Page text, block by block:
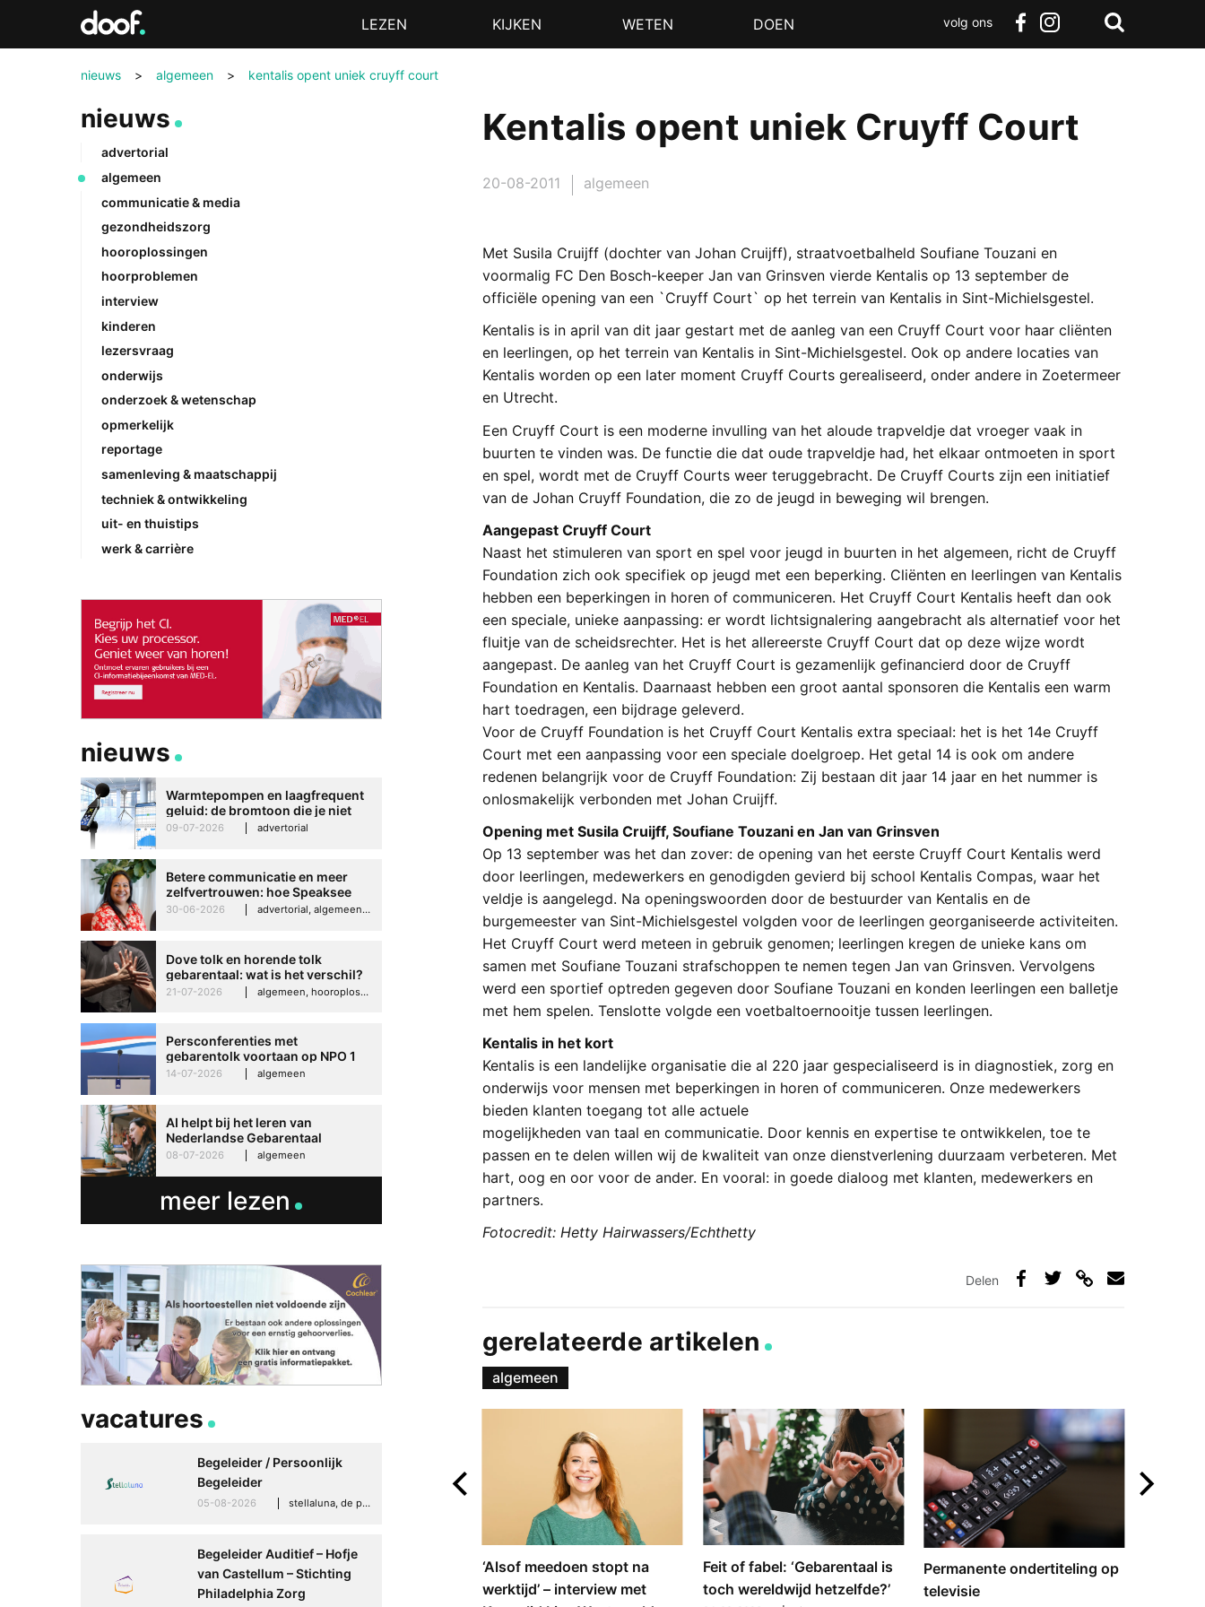
MenuLEZEN KIJKEN WETEN DOEN
volg ons
nieuws > algemeen > kentalis opent uniek cruyff court
Kentalis opent uniek Cruyff Court
20-08-2011 algemeen
Met Susila Cruijff (dochter van Johan Cruijff), straatvoetbalheld Soufiane Touzani en
voormalig FC Den Bosch-keeper Jan van Grinsven vierde Kentalis op 13 september de
officiële opening van een `Cruyff Court` op het terrein van Kentalis in Sint-Michielsgestel.
Kentalis is in april van dit jaar gestart met de aanleg van een Cruyff Court voor haar cliënten
en leerlingen, op het terrein van Kentalis in Sint-Michielsgestel. Ook op andere locaties van
Kentalis worden op een later moment Cruyff Courts gerealiseerd, onder andere in Zoetermeer
en Utrecht.
Een Cruyff Court is een moderne invulling van het aloude trapveldje dat vroeger vaak in
buurten te vinden was. De functie die dat oude trapveldje had, het elkaar ontmoeten in sport
en spel, wordt met de Cruyff Courts weer teruggebracht. De Cruyff Courts zijn een initiatief
van de Johan Cruyff Foundation, die zo de jeugd in beweging wil brengen.
Aangepast Cruyff Court
Naast het stimuleren van sport en spel voor jeugd in buurten in het algemeen, richt de Cruyff
Foundation zich ook specifiek op jeugd met een beperking. Cliënten en leerlingen van Kentalis
hebben een beperkingen in horen of communiceren. Het Cruyff Court Kentalis heeft dan ook
een speciale, unieke aanpassing: er wordt lichtsignalering aangebracht als alternatief voor het
fluitje van de scheidsrechter. Het is het allereerste Cruyff Court dat op deze wijze wordt
aangepast. De aanleg van het Cruyff Court is gezamenlijk gefinancierd door de Cruyff
Foundation en Kentalis. Daarnaast hebben een groot aantal sponsoren die Kentalis een warm
hart toedragen, een bijdrage geleverd.
Voor de Cruyff Foundation is het Cruyff Court Kentalis extra speciaal: het is het 14e Cruyff
Court met een aanpassing voor een speciale doelgroep. Het getal 14 is ook om andere
redenen belangrijk voor de Cruyff Foundation: Zij bestaan dit jaar 14 jaar en het nummer is
onlosmakelijk verbonden met Johan Cruijff.
Opening met Susila Cruijff, Soufiane Touzani en Jan van Grinsven
Op 13 september was het dan zover: de opening van het eerste Cruyff Court Kentalis werd
door leerlingen, medewerkers en genodigden gevierd bij school Kentalis Compas, waar het
veldje is aangelegd. Na openingswoorden door de bestuurder van Kentalis en de
burgemeester van Sint-Michielsgestel volgden voor de leerlingen georganiseerde activiteiten.
Het Cruyff Court werd meteen in gebruik genomen; leerlingen kregen de unieke kans om
samen met Soufiane Touzani strafschoppen te nemen tegen Jan van Grinsven. Vervolgens
werd een sportief optreden gegeven door Soufiane Touzani en konden leerlingen een balletje
met hem spelen. Tenslotte volgde een voetbaltoernooitje tussen leerlingen.
Kentalis in het kort
Kentalis is een landelijke organisatie die al 220 jaar gespecialiseerd is in diagnostiek, zorg en
onderwijs voor mensen met beperkingen in horen of communiceren. Onze medewerkers
bieden klanten toegang tot alle actuele
mogelijkheden van taal en communicatie. Door kennis en expertise te ontwikkelen, toe te
passen en te delen willen wij de kwaliteit van onze dienstverlening duurzaam verbeteren. Met
hart, oog en oor voor de ander. En vooral: in goede dialoog met klanten, medewerkers en
partners.
Fotocredit: Hetty Hairwassers/Echthetty
Delen
gerelateerde artikelen
algemeen
Feit of fabel: ‘Gebarentaal is
toch wereldwijd hetzelfde?’
Permanente ondertiteling op
televisie
Betere communicatie en
meer zelfvertrouwen: hoe
‘Alsof meedoen stopt na
werktijd’ – interview met
nieuws
advertorial
algemeen
communicatie & media
gezondheidszorg
hooroplossingen
hoorproblemen
interview
kinderen
lezersvraag
onderwijs
onderzoek & wetenschap
opmerkelijk
reportage
samenleving & maatschappij
techniek & ontwikkeling
uit- en thuistips
werk & carrière
nieuws
Warmtepompen en laagfrequent
geluid: de bromtoon die je niet
kunt negeren
09-07-2026 advertorial
Betere communicatie en meer
zelfvertrouwen: hoe Speaksee
Imelda helpt om te groeien in
30-06-2026 advertorial, algemeen, hooroplossingen, interview
Dove tolk en horende tolk
gebarentaal: wat is het verschil?
21-07-2026 algemeen, hooroplossingen, hoorproblemen, samenleving & maatschappij
Persconferenties met
gebarentolk voortaan op NPO 1
Extra
14-07-2026 algemeen
AI helpt bij het leren van
Nederlandse Gebarentaal
08-07-2026 algemeen
meer lezen
vacatures
Begeleider / Persoonlijk
Begeleider
05-08-2026 stellaluna, de punt (drenthe)
Begeleider Auditief – Hofje
van Castellum – Stichting
Philadelphia Zorg
Doof.nl
Zoeken
Terug